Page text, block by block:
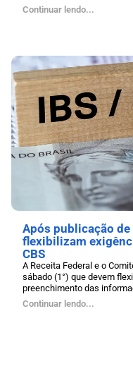
Continuar lendo...
Após publicação de
flexibilizam
CBS
A Receita Federal e o
sábado (1°) que devem
preenchimento das
Continuar lendo...